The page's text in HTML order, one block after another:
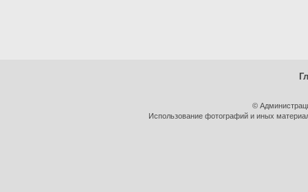
©
Использование фотографий и иных